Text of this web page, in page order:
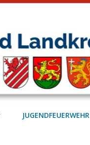
JUGENDFEUERWEHR